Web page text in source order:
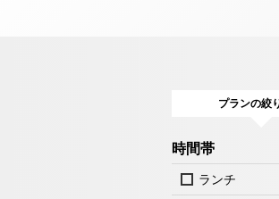
プランの絞
時間帯
ランチ